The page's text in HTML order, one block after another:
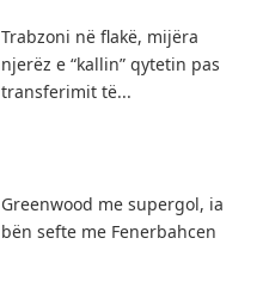
Trabzoni në flakë, mijëra
njerëz e “kallin” qytetin pas
transferimit të...
Greenwood me supergol, ia
bën sefte me Fenerbahcen